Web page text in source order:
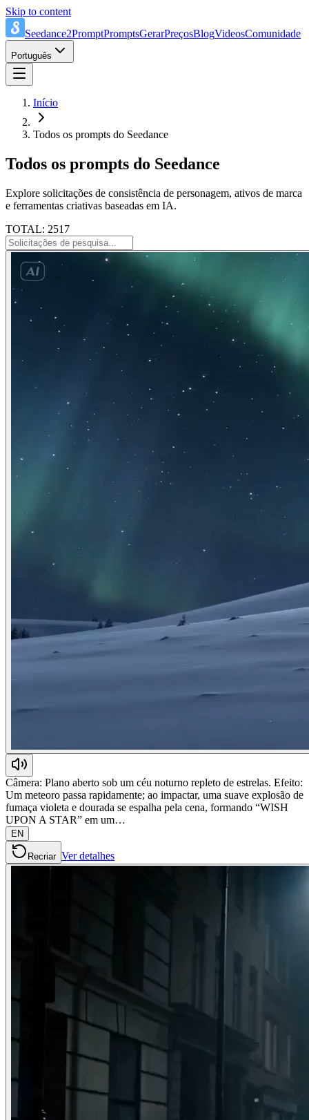
Skip to content
Seedance2PromptPromptsGerarPreçosBlogVideosComunidade
Português
Início
Todos os prompts do Seedance
Todos os prompts do Seedance
Explore solicitações de consistência de personagem, ativos de marca
e ferramentas criativas baseadas em IA.
TOTAL: 2517
Câmera: Plano aberto sob um céu noturno repleto de estrelas. Efeito:
Um meteoro passa rapidamente; ao impactar, uma suave explosão de
fumaça violeta e dourada se espalha pela cena, formando “WISH
UPON A STAR” em um…
EN
Recriar Ver detalhes